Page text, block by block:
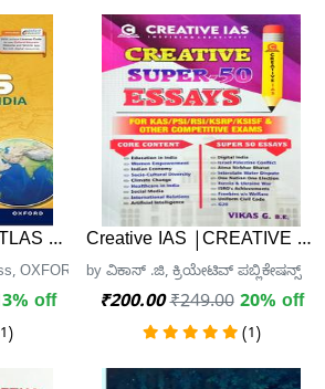
FOR INDIA | 5th Edition
OXFORD UNIVERSITY PRESS
off
Creative IAS |CREATIVE
by ವಿಕಾಸ್ .ಜಿ, ಕ್ರಿಯೇಟಿವ್ ಪಬ್ಲಿಕೇಷನ್ಸ್
₹200.00 ₹249.00 20% off
(1)